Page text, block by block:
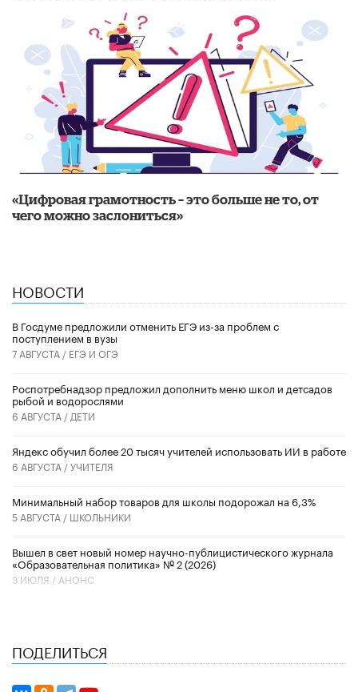
«Цифровая грамотность – это больше не то, от
чего можно заслониться»
НОВОСТИ
В Госдуме предложили отменить ЕГЭ из-за проблем с
поступлением в вузы
7 АВГУСТА / ЕГЭ И ОГЭ
Роспотребнадзор предложил дополнить меню школ и детсадов
рыбой и водорослями
6 АВГУСТА / ДЕТИ
​Яндекс обучил более 20 тысяч учителей использовать ИИ в работе
6 АВГУСТА /УЧИТЕЛЯ
Минимальный набор товаров для школы подорожал на 6,3%
5 АВГУСТА / ШКОЛЬНИКИ
Вышел в свет новый номер научно-публицистического журнала
«Образовательная политика» № 2 (2026)
3 ИЮЛЯ / АНОНС
ПОДЕЛИТЬСЯ